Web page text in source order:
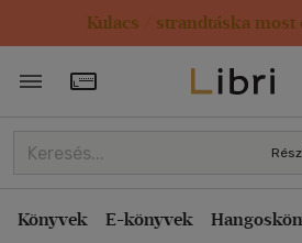
Kulacs / strandtáska most
Törzsvásárlói Kártya adatai
Könyvek E-könyvek
Rendezés
Kiadás éve szerint csökkenő
Ár szerint csökkenő